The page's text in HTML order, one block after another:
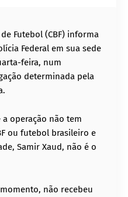
Futebol (CBF) informa
Federal em sua sede
feira, num
determinada pela
operação não tem
ou futebol brasileiro e
Samir Xaud, não é o
não recebeu